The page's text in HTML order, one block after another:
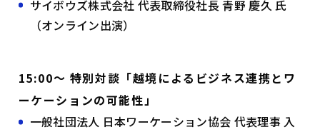
サイボウズ株式会社 代表取締役社長 青野 慶久 氏
（オンライン出演）
15:00〜 特別対談「越境によるビジネス連携とワ
ーケーションの可能性」
一般社団法人 日本ワーケーション協会 代表理事 入